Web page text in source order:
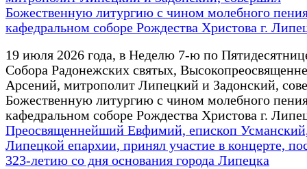
Божественную литургию с чином молебного
кафедральном соборе Рождества Христова г.
19 июля 2026 года, в Неделю 7-ю по
Собора Радонежских святых,
Арсений, митрополит Липецкий и Задонский,
Божественную литургию с чином молебного
кафедральном соборе Рождества Христова г.
Преосвященнейший Евфимий, епископ
Липецкой епархии, принял участие в концерте,
323-летию со дня основания города Липецка